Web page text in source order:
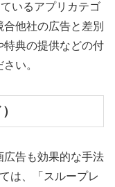
いるアプリカテゴ
他社の広告と差別
特典の提供などの付
い。
広告も効果的な手法
は、「スループレ